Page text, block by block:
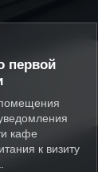
первой
кафе
к визиту